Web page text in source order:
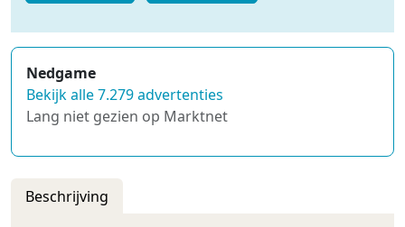
Nedgame
Bekijk alle 7.279 advertenties
Lang niet gezien op Marktnet
Beschrijving